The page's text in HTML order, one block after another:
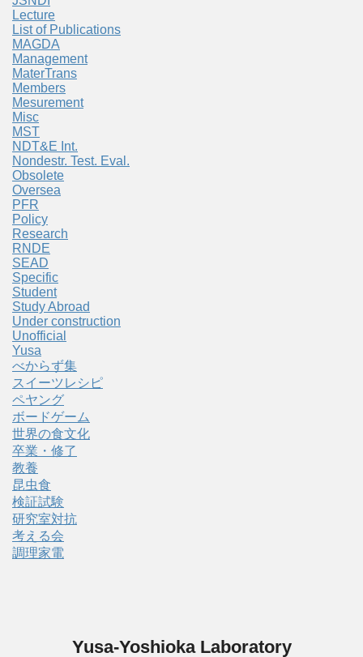
Lecture
List of Publications
MAGDA
Management
MaterTrans
Members
Mesurement
Misc
MST
NDT&E Int.
Nondestr. Test. Eval.
Obsolete
Oversea
PFR
Policy
Research
RNDE
SEAD
Specific
Student
Study Abroad
Under construction
Unofficial
Yusa
べからず集
スイーツレシピ
ペヤング
ボードゲーム
世界の食文化
卒業・修了
教養
昆虫食
検証試験
研究室対抗
考える会
調理家電
Yusa-Yoshioka Laboratory